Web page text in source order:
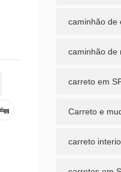
caminhão de
caminhão de
carreto em
Carreto e
carreto